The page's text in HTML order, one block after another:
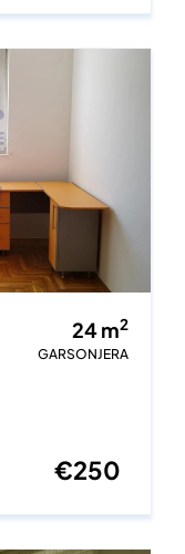
24m2
GARSONJERA
€250